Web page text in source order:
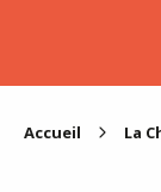
Accueil La